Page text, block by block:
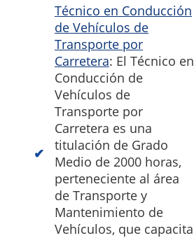
Técnico en Conducción
de Vehículos de
Transporte por
Carretera: El Técnico en
Conducción de
Vehículos de
Transporte por
Carretera es una
titulación de Grado
Medio de 2000 horas,
perteneciente al área
de Transporte y
Mantenimiento de
Vehículos, que capacita